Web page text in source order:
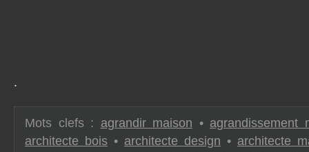
.
Mots clefs : agrandir maison • agrandissement
architecte bois • architecte design • architecte